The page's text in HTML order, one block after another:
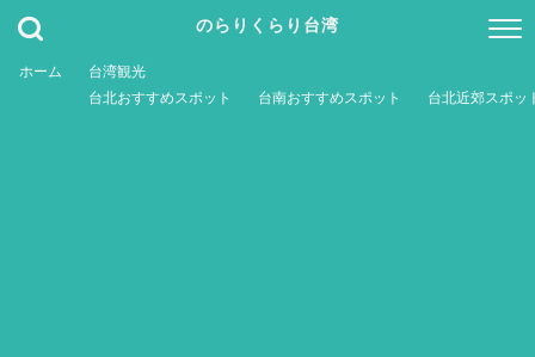
のらりくらり台湾
ホーム
台湾観光
台北おすすめスポット
台南おすすめスポット 台北近郊スポッ